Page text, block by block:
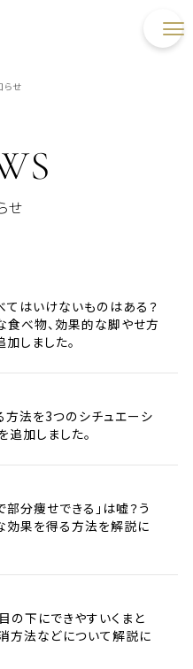
らせ
せ
はいけないものはある？
べ物、効果的な脚やせ方
しました。
方法を3つのシチュエーシ
追加しました。
部分痩せできる」は嘘？う
効果を得る方法を解説に
の下にできやすいくまと
方法などについて解説に